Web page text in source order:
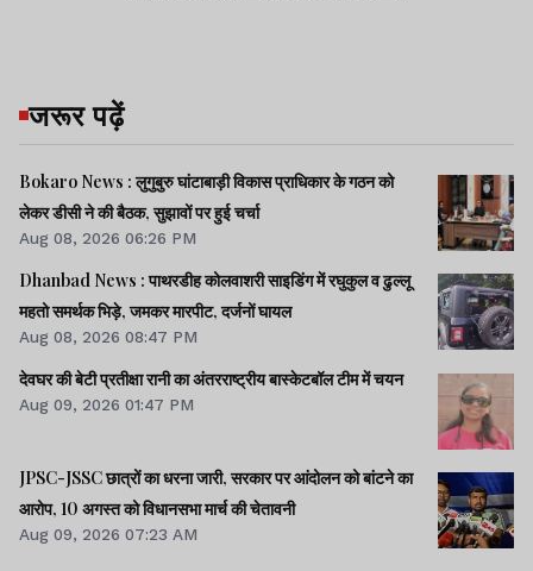
जरूर पढ़ें
Bokaro News : लुगुबुरु घांटाबाड़ी विकास प्राधिकार के गठन को
लेकर डीसी ने की बैठक, सुझावों पर हुई चर्चा
Aug 08, 2026 06:26 PM
Dhanbad News : पाथरडीह कोलवाशरी साइडिंग में रघुकुल व ढुल्लू
महतो समर्थक भिड़े, जमकर मारपीट, दर्जनों घायल
Aug 08, 2026 08:47 PM
देवघर की बेटी प्रतीक्षा रानी का अंतरराष्ट्रीय बास्केटबॉल टीम में चयन
Aug 09, 2026 01:47 PM
JPSC-JSSC छात्रों का धरना जारी, सरकार पर आंदोलन को बांटने का
आरोप, 10 अगस्त को विधानसभा मार्च की चेतावनी
Aug 09, 2026 07:23 AM